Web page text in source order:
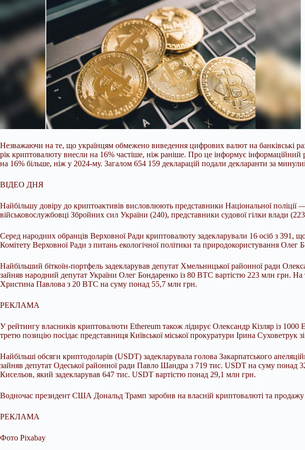
Незважаючи на те, що українцям обмежено виведення цифрових валют на банківські
рік криптовалюту внесли на 16% частіше, ніж раніше. Про це інформує
на 16% більше, ніж у 2024-му. Загалом 654 159 декларацій подали декларанти за
ВІДЕО ДНЯ
Найбільшу довіру до криптоактивів висловлюють представники Національної поліції
військовослужбовці Збройних сил України (240), представники судової гілки влади
Серед народних обранців Верховної Ради криптовалюту задекларували 16 осіб з 391,
Комітету Верховної Ради з питань екологічної політики та природокористування
Найбільший біткоїн-портфель задекларував депутат Хмельницької районної ради
зайняв народний депутат України Олег Бондаренко із 80 BTC вартістю 223 млн грн.
Христина Павлова з 20 BTC на суму понад 55,7 млн грн.
РЕКЛАМА
У рейтингу власників криптовалюти Ethereum також лідирує Олександр Кізляр із
третю позицію посідає представниця Київської міської прокуратури Ірина Суховетрук
Найбільші обсяги криптодоларів (USDT) задекларувала голова Закарпатського
зайняв депутат Одеської районної ради Павло Шандра з 719 тис. USDT на суму понад
Кисельов, який задекларував 647 тис. USDT вартістю понад 29,1 млн грн.
Водночас президент США Дональд Трамп заробив на власній криптовалюті та продажу
РЕКЛАМА
Фото Pixabay